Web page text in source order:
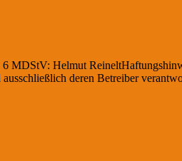
MDStV: Helmut
deren Betreiber